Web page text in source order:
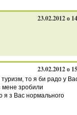
23.02.2012 о
23.02.2012 о
то я би радо у
мене зробили
я з Вас нормального